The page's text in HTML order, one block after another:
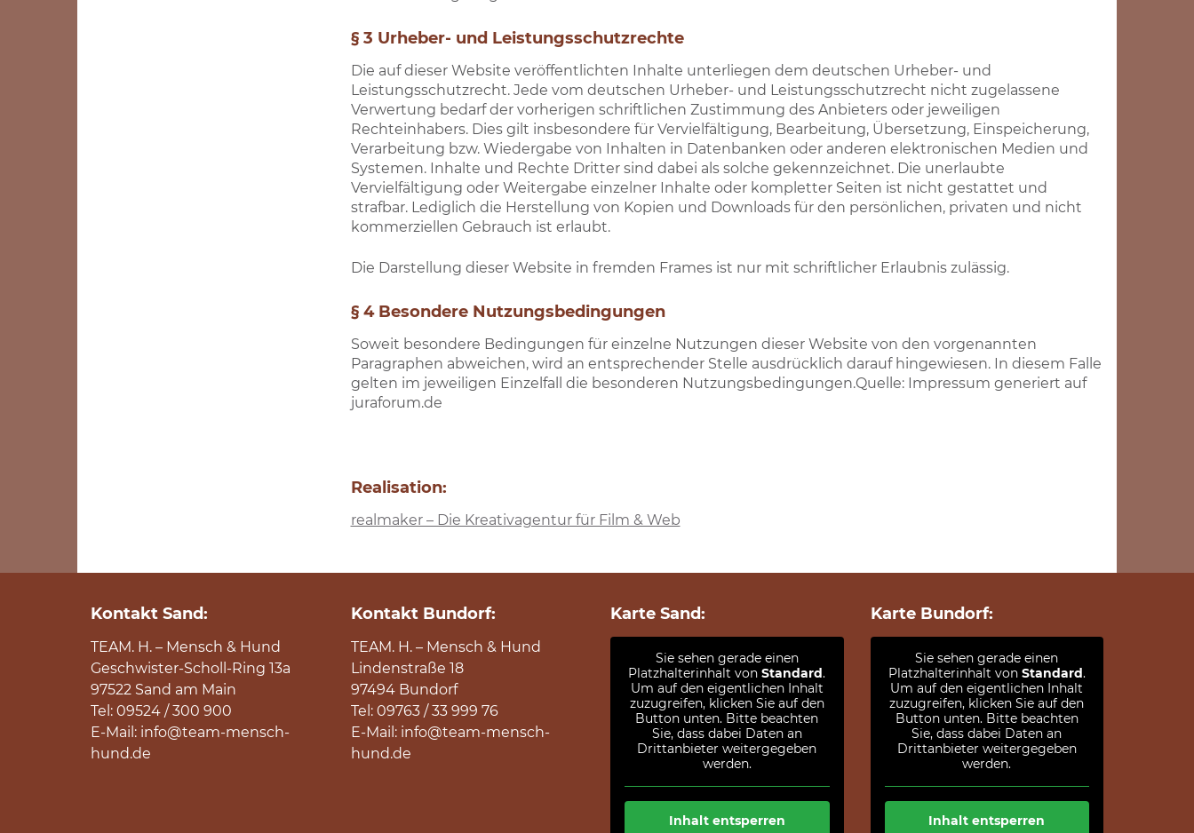
§ 3 Urheber- und Leistungsschutzrechte
Die auf dieser Website veröffentlichten Inhalte unterliegen dem deutschen Urheber- und
Leistungsschutzrecht. Jede vom deutschen Urheber- und Leistungsschutzrecht nicht zugelassene
Verwertung bedarf der vorherigen schriftlichen Zustimmung des Anbieters oder jeweiligen
Rechteinhabers. Dies gilt insbesondere für Vervielfältigung, Bearbeitung, Übersetzung, Einspeicherung,
Verarbeitung bzw. Wiedergabe von Inhalten in Datenbanken oder anderen elektronischen Medien und
Systemen. Inhalte und Rechte Dritter sind dabei als solche gekennzeichnet. Die unerlaubte
Vervielfältigung oder Weitergabe einzelner Inhalte oder kompletter Seiten ist nicht gestattet und
strafbar. Lediglich die Herstellung von Kopien und Downloads für den persönlichen, privaten und nicht
kommerziellen Gebrauch ist erlaubt.
Die Darstellung dieser Website in fremden Frames ist nur mit schriftlicher Erlaubnis zulässig.
§ 4 Besondere Nutzungsbedingungen
Soweit besondere Bedingungen für einzelne Nutzungen dieser Website von den vorgenannten
Paragraphen abweichen, wird an entsprechender Stelle ausdrücklich darauf hingewiesen. In diesem Falle
gelten im jeweiligen Einzelfall die besonderen Nutzungsbedingungen.Quelle: Impressum generiert auf
juraforum.de
Realisation:
realmaker – Die Kreativagentur für Film & Web
Kontakt Sand:
TEAM. H. – Mensch & Hund
Geschwister-Scholl-Ring 13a
97522 Sand am Main
Tel: 09524 / 300 900
E-Mail: info@team-mensch-
hund.de
Kontakt Bundorf:
TEAM. H. – Mensch & Hund
Lindenstraße 18
97494 Bundorf
Tel: 09763 / 33 999 76
E-Mail: info@team-mensch-
hund.de
Karte Sand:
Sie sehen gerade einen
Platzhalterinhalt vonStandard.
Um auf den eigentlichen Inhalt
zuzugreifen, klicken Sie auf den
Button unten. Bitte beachten
Sie, dass dabei Daten an
Drittanbieter weitergegeben
werden.
Inhalt entsperren
Karte Bundorf:
Sie sehen gerade einen
Platzhalterinhalt von Standard.
Um auf den eigentlichen Inhalt
zuzugreifen, klicken Sie auf den
Button unten. Bitte beachten
Sie, dass dabei Daten an
Drittanbieter weitergegeben
werden.
Inhalt entsperren